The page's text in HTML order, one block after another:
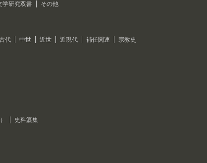
学研究双書
その他
代 中世 近世 近現代 補任関連
宗教史
史料纂集